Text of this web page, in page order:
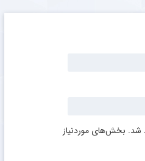
شد. بخش‌های موردنیاز